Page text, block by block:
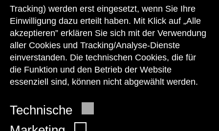
Tracking) werden erst eingesetzt, wenn Sie Ihre
Einwilligung dazu erteilt haben. Mit Klick auf „Alle
akzeptieren” erklären Sie sich mit der Verwendung
aller Cookies und Tracking/Analyse-Dienste
einverstanden. Die technischen Cookies, die für
die Funktion und den Betrieb der Website
essenziell sind, können nicht abgewählt werden.
Technische
+43 1 505 87 47 85173
service@wienmuseum.at
© 2026 Wien Museum